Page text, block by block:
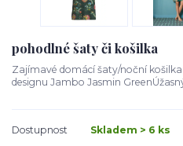
pohodlné šaty či košilka
Zajímavé domácí šaty/noční
designu Jambo Jasmin
Dostupnost
Skladem > 6 ks